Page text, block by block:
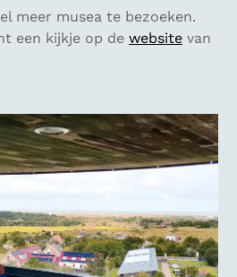
meer musea te bezoeken.
een kijkje op de website van